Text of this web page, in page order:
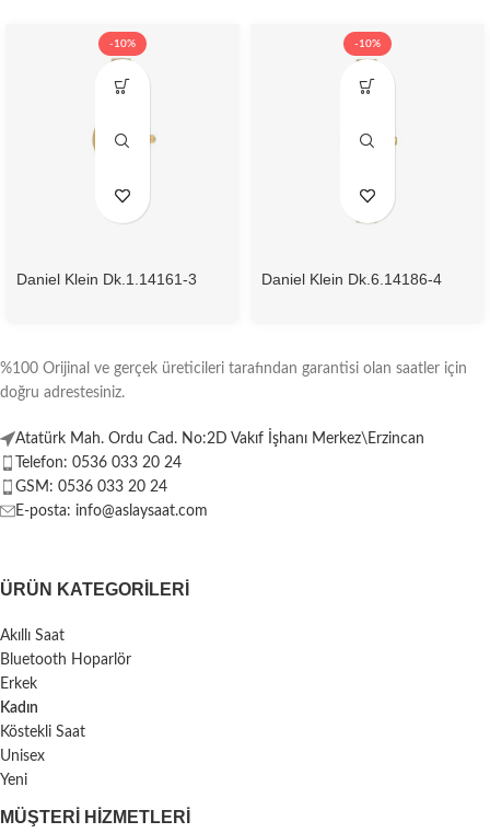
-10%
Daniel Klein Dk.1.14161-3
-10%
Daniel Klein Dk.6.14186-4
%100 Orijinal ve gerçek üreticileri tarafından garantisi olan saatler için
doğru adrestesiniz.
Atatürk Mah. Ordu Cad. No:2D Vakıf İşhanı Merkez\Erzincan
Telefon: 0536 033 20 24
GSM: 0536 033 20 24
E-posta: info@aslaysaat.com
ÜRÜN KATEGORILERI
Akıllı Saat
Bluetooth Hoparlör
Erkek
Kadın
Köstekli Saat
Unisex
Yeni
MÜŞTERI HIZMETLERI